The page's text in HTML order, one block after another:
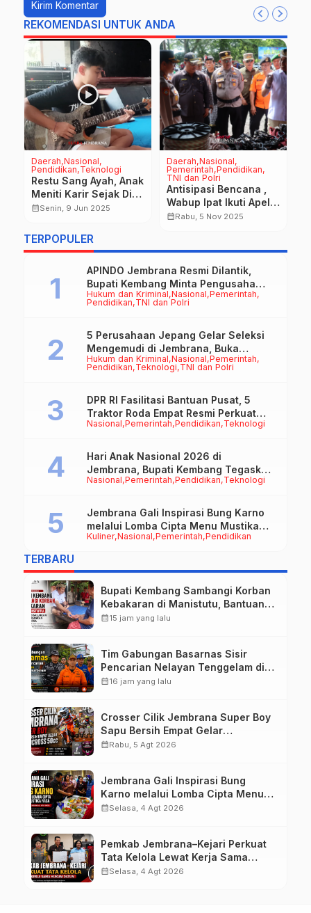
REKOMENDASI UNTUK ANDA
Daerah Nasional
Pendidikan Teknologi
Restu Sang Ayah, Anak
Meniti Karir Sejak Dini
Adalah Pintu Jalan
calendar_monthSenin, 9 Jun 2025
Daerah Nasional
Pemerintah Pendidikan
TNI dan Polri
Antisipasi Bencana ,
Wabup Ipat Ikuti Apel
Kesiapsiagaan Hadapi
calendar_monthRabu, 5 Nov 2025
TERPOPULER
Hukum dan Kriminal Nasional Pemerintah
Pendidikan TNI dan Polri
APINDO Jembrana Resmi Dilantik,
Bupati Kembang Minta Pengusaha
Jadi Motor Penggerak Ekonomi
Hukum dan Kriminal Nasional Pemerintah
Pendidikan Teknologi TNI dan Polri
5 Perusahaan Jepang Gelar Seleksi
Mengemudi di Jembrana, Buka
Peluang Kerja bagi Calon PMI
Nasional Pemerintah Pendidikan Teknologi
DPR RI Fasilitasi Bantuan Pusat, 5
Traktor Roda Empat Resmi Perkuat
Mekanisasi Pertanian Jembrana
Nasional Pemerintah Pendidikan Teknologi
Hari Anak Nasional 2026 di
Jembrana, Bupati Kembang Tegaskan
Pentingnya Karakter dan Budaya di
Kuliner Nasional Pemerintah Pendidikan
Jembrana Gali Inspirasi Bung Karno
melalui Lomba Cipta Menu Mustika
Rasa
TERBARU
Bupati Kembang Sambangi Korban
Kebakaran di Manistutu, Bantuan
Disalurkan untuk Ringankan Beban
calendar_month15 jam yang lalu
Tim Gabungan Basarnas Sisir
Pencarian Nelayan Tenggelam di
Perairan Pantai Pengambengan
calendar_month16 jam yang lalu
Crosser Cilik Jembrana Super Boy
Sapu Bersih Empat Gelar
Motocross 50cc
calendar_monthRabu, 5 Agt 2026
Jembrana Gali Inspirasi Bung
Karno melalui Lomba Cipta Menu
Mustika Rasa
calendar_monthSelasa, 4 Agt 2026
Pemkab Jembrana–Kejari Perkuat
Tata Kelola Lewat Kerja Sama
Hukum Datun
calendar_monthSelasa, 4 Agt 2026